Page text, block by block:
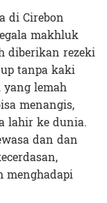
di Cirebon
makhluk
diberikan rezeki
tanpa kaki
lemah
menangis,
lahir ke dunia.
dan dan